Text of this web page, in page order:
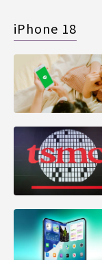
iPhone 18